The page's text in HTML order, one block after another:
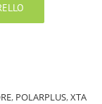
, POLARPLUS,XTA